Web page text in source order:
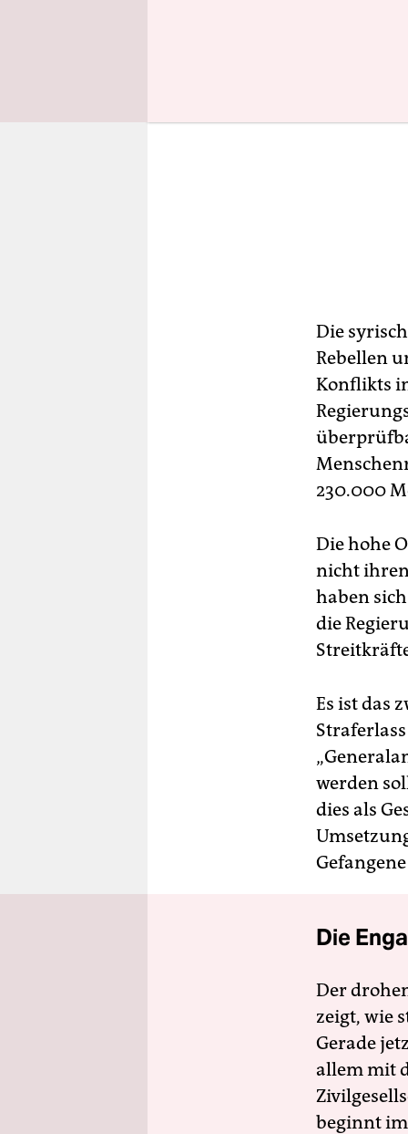
Die
Rebellen
Konflikts
230.000
Die hohe
nicht
haben
die
Es ist das
werden
dies als
Die
Der
zeigt, wie
Gerade
allem mit
beginnt